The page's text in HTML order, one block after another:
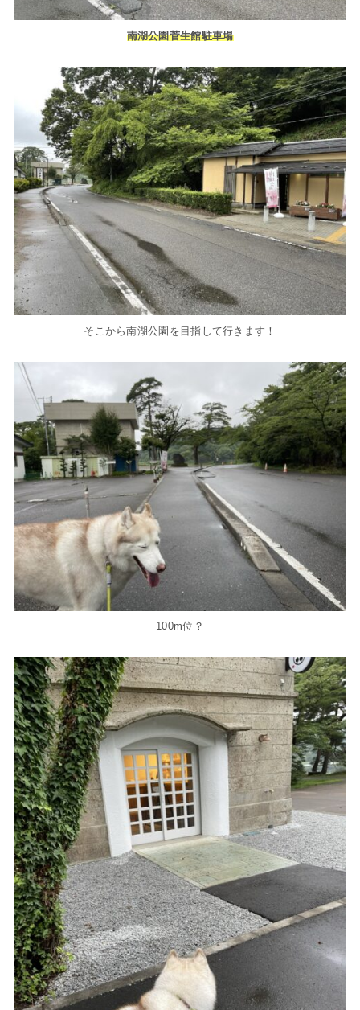
南湖公園菅生館駐車場
そこから南湖公園を目指して行きます！
100m位？